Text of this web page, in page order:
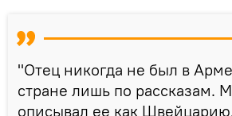
"Отец никогда не был в
стране лишь по рассказам.
описывал ее как